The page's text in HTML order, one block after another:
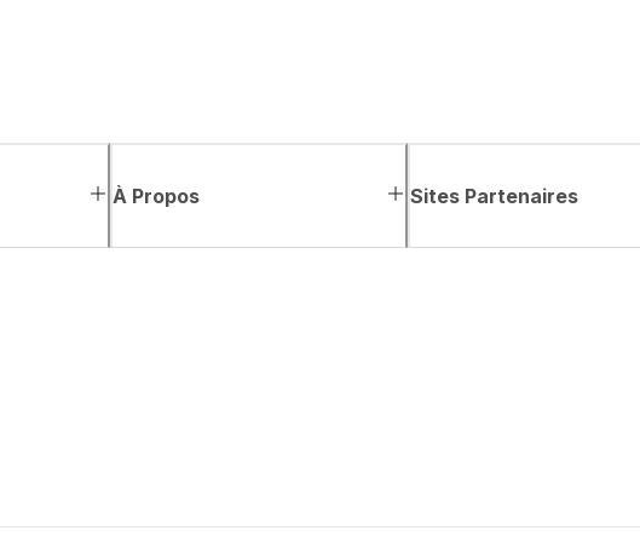
À Propos Sites Partenaires